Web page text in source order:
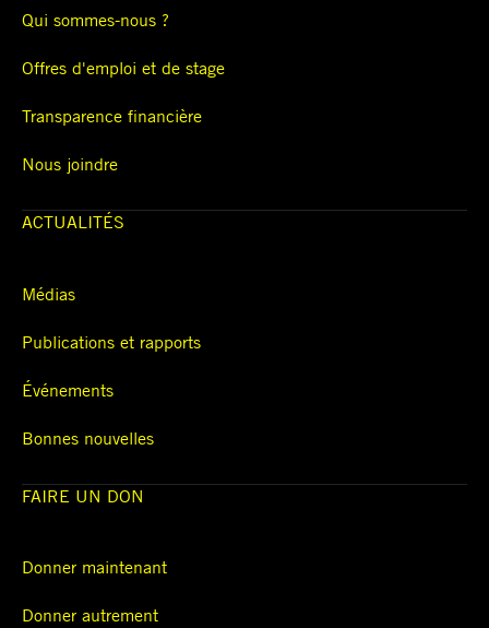
Qui sommes-nous ?
Offres d'emploi et de stage
Transparence financière
Nous joindre
ACTUALITÉS
Médias
Publications et rapports
Événements
Bonnes nouvelles
FAIRE UN DON
Donner maintenant
Donner autrement